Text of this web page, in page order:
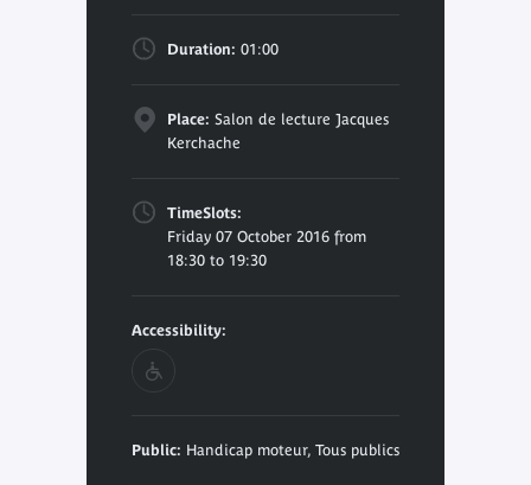
Duration: 01:00
Place: Salon de lecture Jacques
Kerchache
TimeSlots:
Friday 07 October 2016 from
18:30 to 19:30
Accessibility:
Public: Handicap moteur, Tous publics